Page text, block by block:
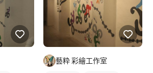
藝粋 彩繪工作室